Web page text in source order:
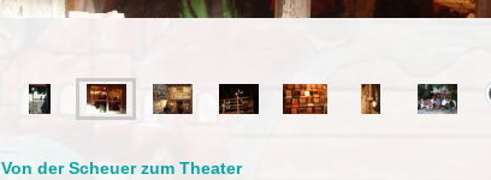
Von der Scheuer zum Theater